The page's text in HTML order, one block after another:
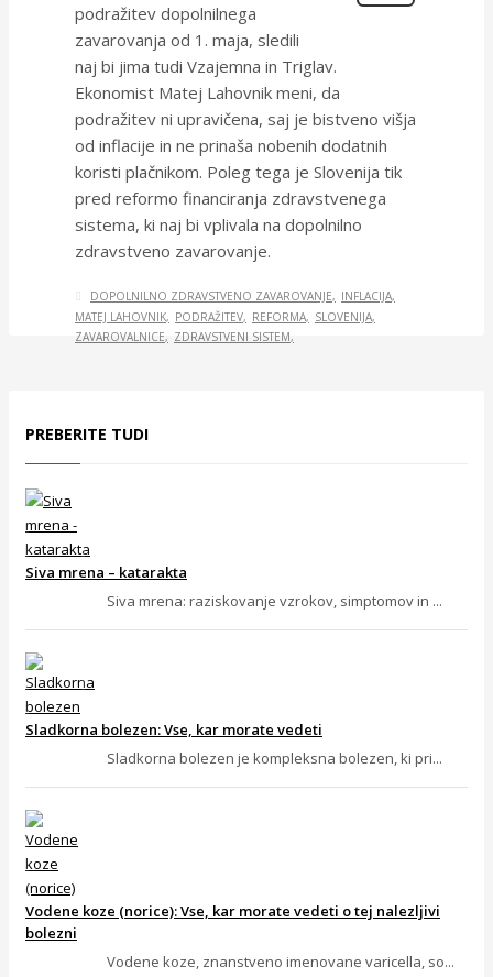
podražitev dopolnilnega
zavarovanja od 1. maja, sledili
naj bi jima tudi Vzajemna in Triglav.
Ekonomist Matej Lahovnik meni, da
podražitev ni upravičena, saj je bistveno višja
od inflacije in ne prinaša nobenih dodatnih
koristi plačnikom. Poleg tega je Slovenija tik
pred reformo financiranja zdravstvenega
sistema, ki naj bi vplivala na dopolnilno
zdravstveno zavarovanje.
DOPOLNILNO ZDRAVSTVENO ZAVAROVANJE
INFLACIJA
MATEJ LAHOVNIK
PODRAŽITEV REFORMA
SLOVENIJA
ZAVAROVALNICE
ZDRAVSTVENI SISTEM
PREBERITE TUDI
Siva mrena – katarakta
Siva mrena: raziskovanje vzrokov, simptomov in ...
Sladkorna bolezen: Vse, kar morate vedeti
Sladkorna bolezen je kompleksna bolezen, ki pri...
Vodene koze (norice): Vse, kar morate vedeti o tej nalezljivi
bolezni
Vodene koze, znanstveno imenovane varicella, so...